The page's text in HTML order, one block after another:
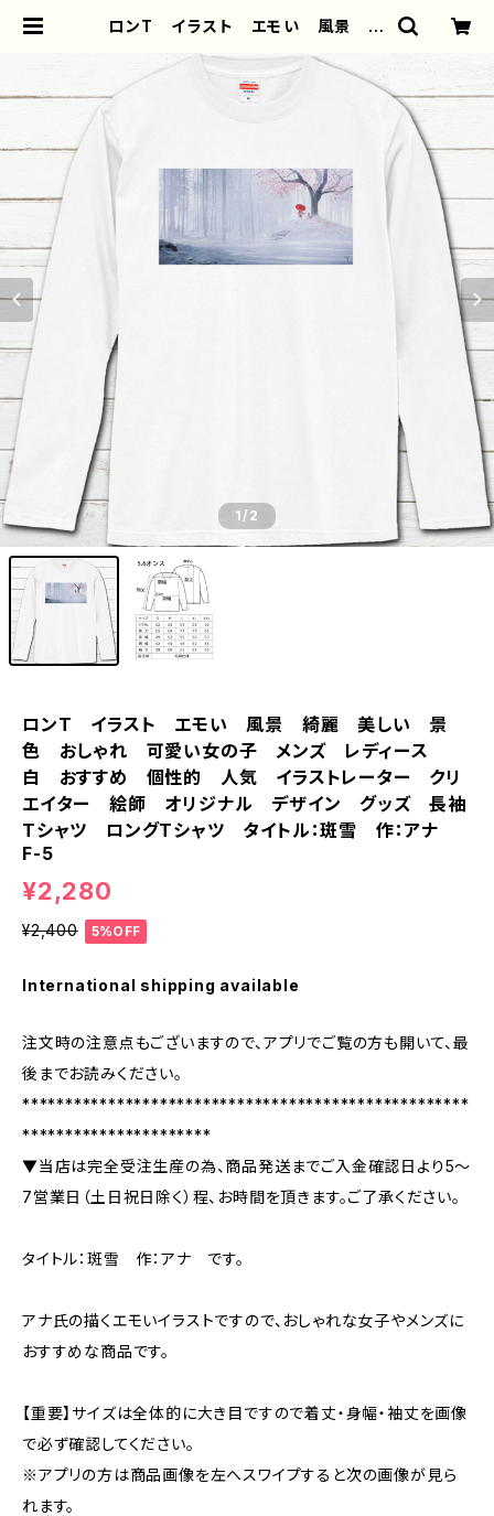
ロンT イラスト エモい 風景 綺
い女の子 メンズ レディース 白
おすすめ 個性的 人気 イラストレ
ーター クリエイター 絵師 オリジ
雪 作：アナ F-5 | iPhoneケース/
スマホケース/Tシャツ/おしゃれ/イラ
ストレーター/グッズ/人気/後払い/通
販｜雑貨屋アリうさ
1/2
ロンT イラスト エモい 風景 綺麗 美しい 景
色 おしゃれ 可愛い女の子 メンズ レディース
白 おすすめ 個性的 人気 イラストレーター クリ
エイター 絵師 オリジナル デザイン グッズ 長袖
Tシャツ ロングTシャツ タイトル：斑雪 作：アナ
F-5
¥2,280
¥2,400 5%OFF
International shipping available
注文時の注意点もございますので、アプリでご覧の方も開いて、最
後までお読みください。
****************************************************
**********************
▼当店は完全受注生産の為、商品発送までご入金確認日より5〜
7営業日（土日祝日除く）程、お時間を頂きます。ご了承ください。
タイトル：斑雪 作：アナ です。
アナ氏の描くエモいイラストですので、おしゃれな女子やメンズに
おすすめな商品です。
【重要】サイズは全体的に大き目ですので着丈・身幅・袖丈を画像
で必ず確認してください。
※アプリの方は商品画像を左へスワイプすると次の画像が見ら
れます。